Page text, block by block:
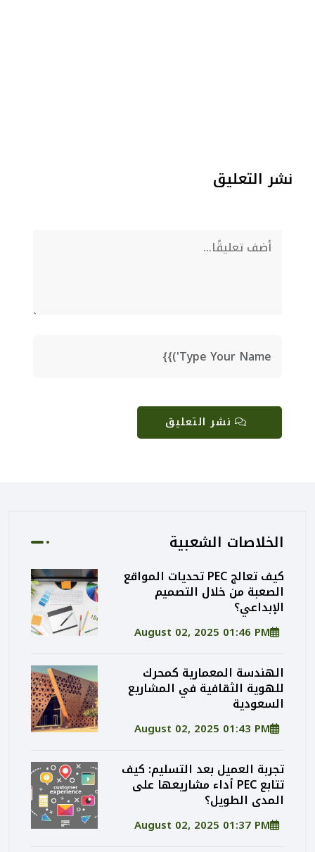
نشر التعليق
نشر التعليق
الخلاصات الشعبية
كيف تعالج PEC تحديات المواقع
الصعبة من خلال التصميم
الإبداعي؟
August 02, 2025 01:46 PM
الهندسة المعمارية كمحرك
للهوية الثقافية في المشاريع
السعودية
August 02, 2025 01:43 PM
تجربة العميل بعد التسليم: كيف
تتابع PEC أداء مشاريعها على
المدى الطويل؟
August 02, 2025 01:37 PM